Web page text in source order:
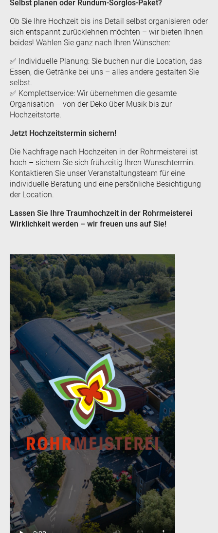
Selbst planen oder Rundum-Sorglos-Paket?
Ob Sie Ihre Hochzeit bis ins Detail selbst organisieren oder
sich entspannt zurücklehnen möchten – wir bieten Ihnen
beides! Wählen Sie ganz nach Ihren Wünschen:
✅ Individuelle Planung: Sie buchen nur die Location, das
Essen, die Getränke bei uns – alles andere gestalten Sie
selbst.
✅ Komplettservice: Wir übernehmen die gesamte
Organisation – von der Deko über Musik bis zur
Hochzeitstorte.
Jetzt Hochzeitstermin sichern!
Die Nachfrage nach Hochzeiten in der Rohrmeisterei ist
hoch – sichern Sie sich frühzeitig Ihren Wunschtermin.
Kontaktieren Sie unser Veranstaltungsteam für eine
individuelle Beratung und eine persönliche Besichtigung
der Location.
Lassen Sie Ihre Traumhochzeit in der Rohrmeisterei
Wirklichkeit werden – wir freuen uns auf Sie!